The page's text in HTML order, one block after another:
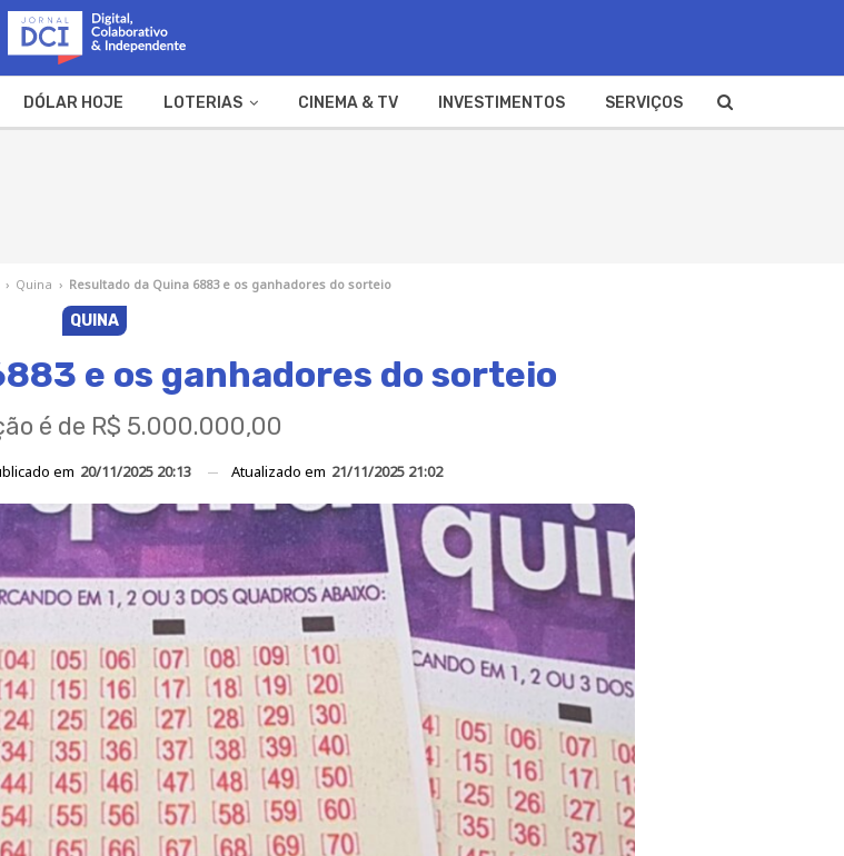
DÓLAR HOJE LOTERIAS CINEMA & TV INVESTIMENTOS SERVIÇOS
› Quina › Resultado da Quina 6883 e os ganhadores do sorteio
QUINA
e os ganhadores do sorteio
é de R$ 5.000.000,00
em 20/11/2025 20:13 Atualizado em 21/11/2025 21:02